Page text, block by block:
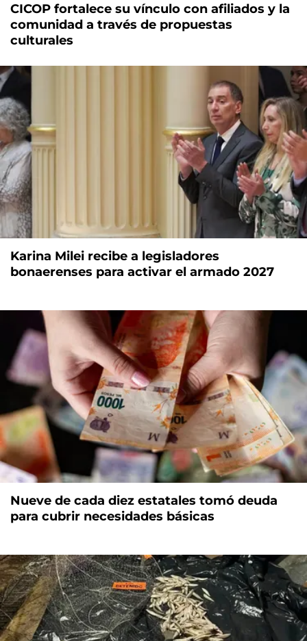
CICOP fortalece su vínculo con afiliados y la
comunidad a través de propuestas
culturales
Karina Milei recibe a legisladores
bonaerenses para activar el armado 2027
Nueve de cada diez estatales tomó deuda
para cubrir necesidades básicas